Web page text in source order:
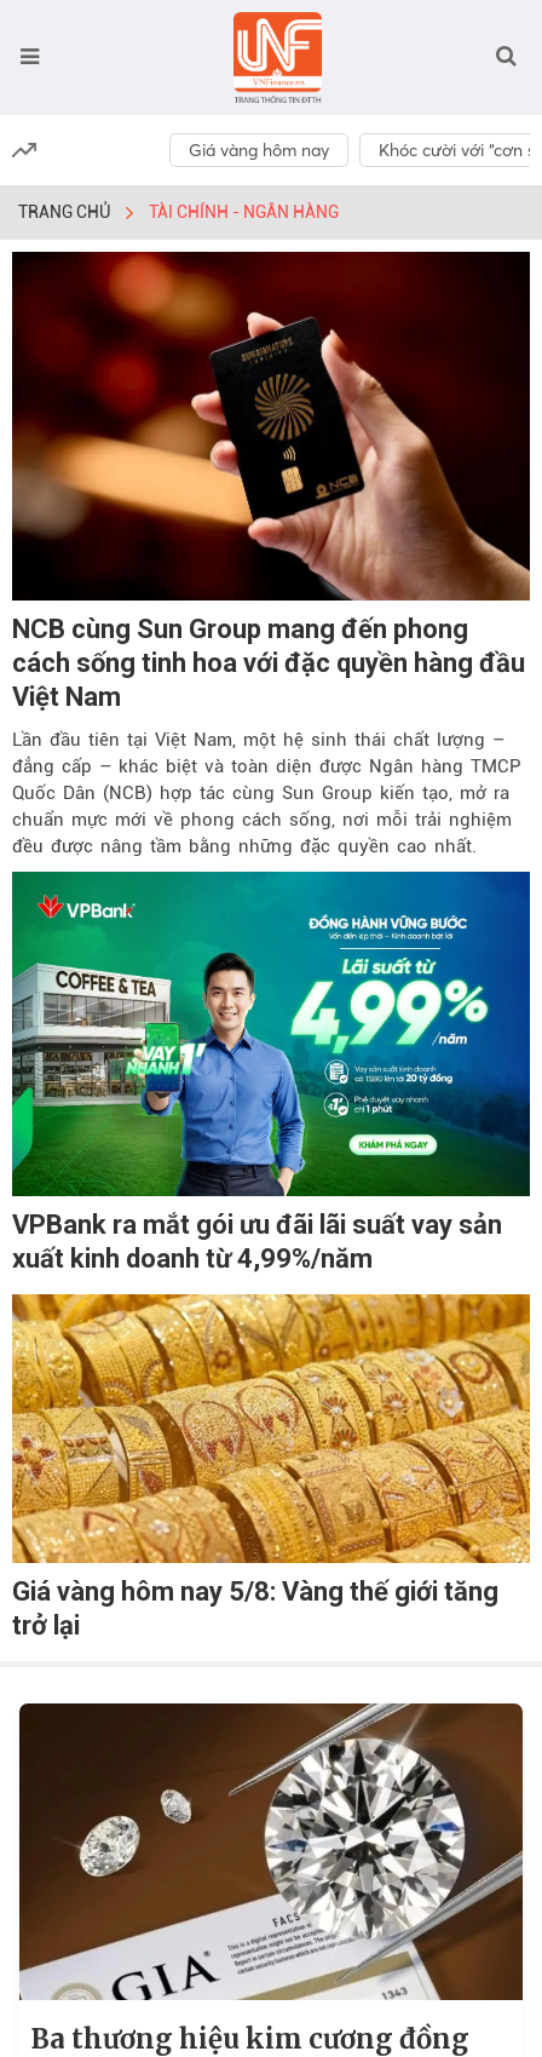
Giá vàng hôm nay Khóc cười với “cơn
TRANG CHỦ TÀI CHÍNH - NGÂN HÀNG
NCB cùng Sun Group mang đến phong
cách sống tinh hoa với đặc quyền hàng đầu
Việt Nam
Lần đầu tiên tại Việt Nam, một hệ sinh thái chất lượng –
đẳng cấp – khác biệt và toàn diện được Ngân hàng TMCP
Quốc Dân (NCB) hợp tác cùng Sun Group kiến tạo, mở ra
chuẩn mực mới về phong cách sống, nơi mỗi trải nghiệm
đều được nâng tầm bằng những đặc quyền cao nhất.
VPBank ra mắt gói ưu đãi lãi suất vay sản
xuất kinh doanh từ 4,99%/năm
Giá vàng hôm nay 5/8: Vàng thế giới tăng
trở lại
Ba thương hiệu kim cương đồng